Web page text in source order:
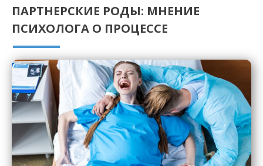
ПАРТНЕРСКИЕ РОДЫ: МНЕНИЕ
ПСИХОЛОГА О ПРОЦЕССЕ